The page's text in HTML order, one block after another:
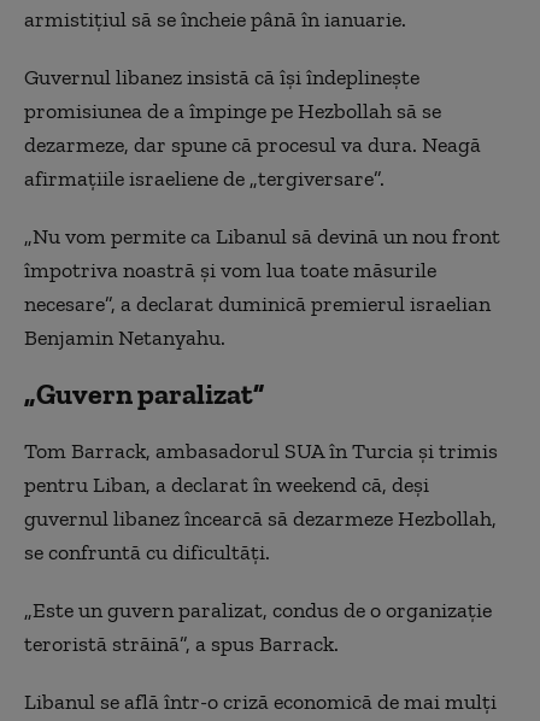
armistițiul să se încheie până în ianuarie.
Guvernul libanez insistă că își îndeplinește
promisiunea de a împinge pe Hezbollah să se
dezarmeze, dar spune că procesul va dura. Neagă
afirmațiile israelienede „tergiversare”.
„Nu vom permite ca Libanul să devină un nou front
împotriva noastră și vom lua toate măsurile
necesare”, a declarat duminică premierul israelian
Benjamin Netanyahu.
„Guvern paralizat”
Tom Barrack, ambasadorul SUA în Turcia și trimis
pentru Liban, a declarat în weekend că, deși
guvernul libanez încearcă să dezarmeze Hezbollah,
se confruntă cu dificultăți.
„Este un guvern paralizat, condus de o organizație
teroristă străină”, a spus Barrack.
Libanul se află într-o criză economică de mai mulți